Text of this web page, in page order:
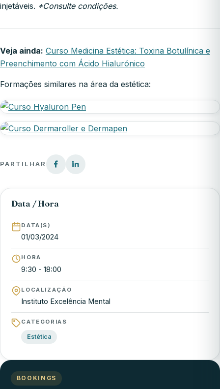
injetáveis. *Consulte condições.
Veja ainda: Curso Medicina Estética: Toxina Botulínica e
Preenchimento com Ácido Hialurónico
Formações similares na área da estética:
PARTILHAR
Data / Hora
DATA(S)
01/03/2024
HORA
9:30 - 18:00
LOCALIZAÇÃO
Instituto Excelência Mental
CATEGORIAS
Estética
BOOKINGS